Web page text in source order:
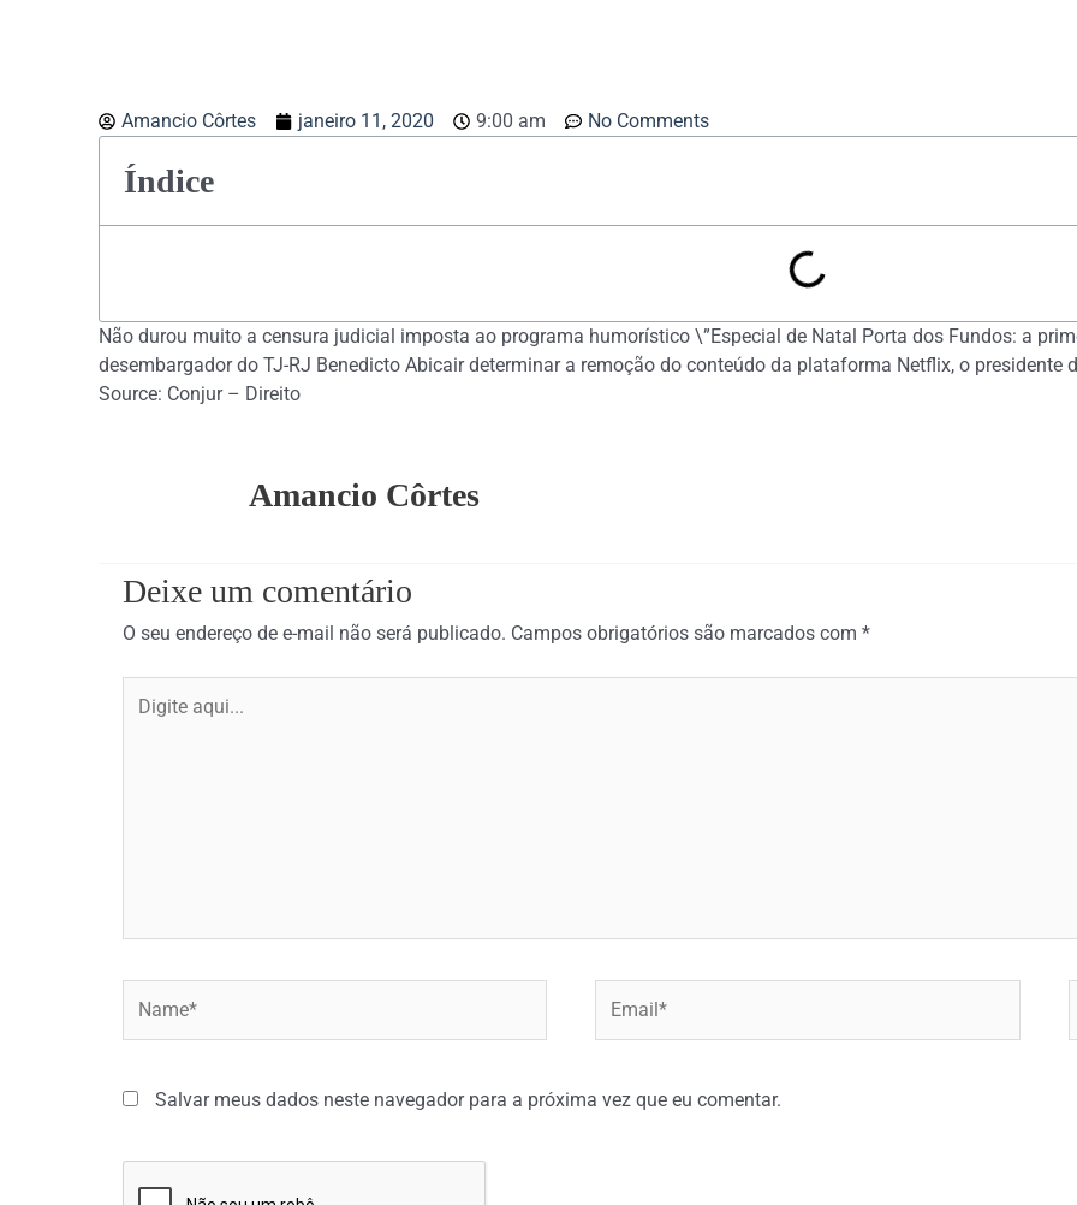
Amancio Côrtes janeiro 11, 2020 9:00 am No Comments
Índice
Não durou muito a censura judicial imposta ao programa humorístico \”Especial de Natal Porta dos Fundos: a
desembargador do TJ-RJ Benedicto Abicair determinar a remoção do conteúdo da plataforma Netflix, o presidente
Source: Conjur – Direito
Amancio Côrtes
Deixe um comentário
O seu endereço de e-mail não será publicado. Campos obrigatórios são marcados com *
aqui...
Salvar meus dados neste navegador para a próxima vez que eu comentar.